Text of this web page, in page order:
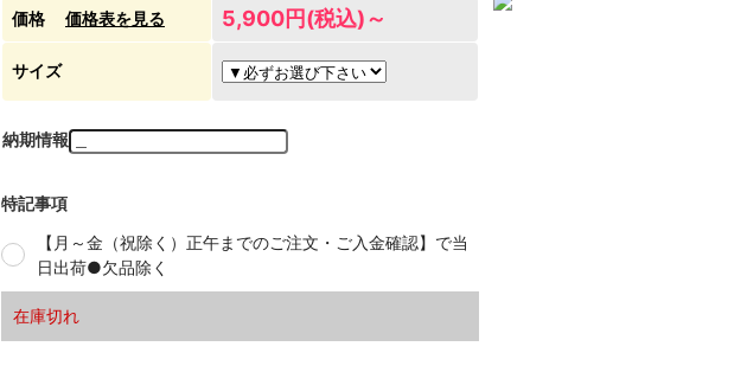
価格 価格表を見る 5,900円(税込)～
サイズ
納期情報
特記事項
【月～金（祝除く）正午までのご注文・ご入金確認】で当
日出荷●欠品除く
在庫切れ